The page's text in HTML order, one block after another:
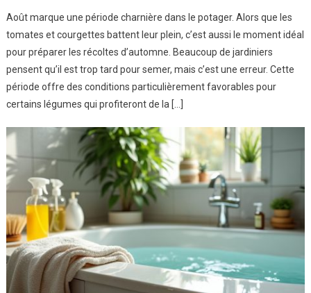
Août marque une période charnière dans le potager. Alors que les
tomates et courgettes battent leur plein, c’est aussi le moment idéal
pour préparer les récoltes d’automne. Beaucoup de jardiniers
pensent qu’il est trop tard pour semer, mais c’est une erreur. Cette
période offre des conditions particulièrement favorables pour
certains légumes qui profiteront de la […]